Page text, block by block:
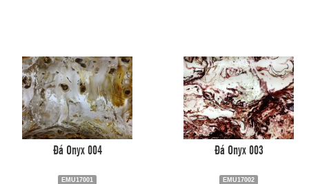
Đá Onyx 004
EMU17001
Đá Onyx 003
EMU17002